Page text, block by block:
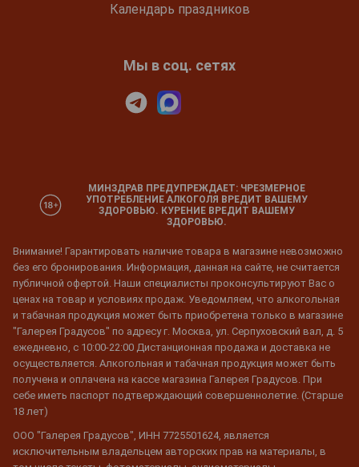
Календарь праздников
Мы в соц. сетях
МИНЗДРАВ ПРЕДУПРЕЖДАЕТ: ЧРЕЗМЕРНОЕ
УПОТРЕБЛЕНИЕ АЛКОГОЛЯ ВРЕДИТ ВАШЕМУ
ЗДОРОВЬЮ. КУРЕНИЕ ВРЕДИТ ВАШЕМУ
ЗДОРОВЬЮ.
Внимание! Гарантировать наличие товара в магазине невозможно
без его бронирования. Информация, данная на сайте, не считается
публичной офертой. Наши специалисты проконсультируют Вас о
ценах на товар и условиях продаж. Уведомляем, что алкогольная
и табачная продукция может быть приобретена только в магазине
"Галерея Градусов" по адресу г. Москва, ул. Серпуховский вал, д. 5
ежедневно, с 10:00-22:00 Дистанционная продажа и доставка не
осуществляется. Алкогольная и табачная продукция может быть
получена и оплачена на кассе магазина Галерея Градусов. При
себе иметь паспорт подтверждающий совершеннолетие. (Старше
18 лет)
ООО "Галерея Градусов", ИНН 7725501624, является
исключительным владельцем авторских прав на материалы, в